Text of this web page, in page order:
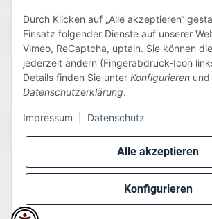
Alle akzeptieren
Konfigurieren
Durch Klicken auf „Alle akzeptieren“
Einsatz folgender Dienste auf unserer
Vimeo, ReCaptcha, uptain. Sie können
jederzeit ändern (Fingerabdruck-Icon
Details finden Sie unter Konfigurieren
Datenschutzerklärung.
Impressum Datenschutz
Wir versenden via:
* Alle Preise inkl. gesetzlicher USt.,